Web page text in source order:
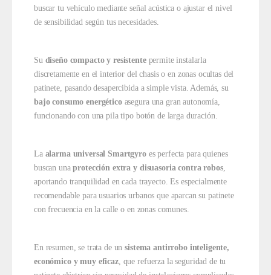
buscar tu vehículo mediante señal acústica o ajustar el nivel
de sensibilidad según tus necesidades.
Su diseño compacto y resistentepermite instalarla
discretamente en el interior del chasis o en zonas ocultas del
patinete, pasando desapercibida a simple vista. Además, su
bajo consumo energéticoasegura una gran autonomía,
funcionando con una pila tipo botón de larga duración.
La alarma universal Smartgyroes perfecta para quienes
buscan unaprotección extra y disuasoria contra robos,
aportando tranquilidad en cada trayecto. Es especialmente
recomendable para usuarios urbanos que aparcan su patinete
con frecuencia en la calle o en zonas comunes.
En resumen, se trata de unsistema antirrobo inteligente,
económico y muy eficaz, que refuerza la seguridad de tu